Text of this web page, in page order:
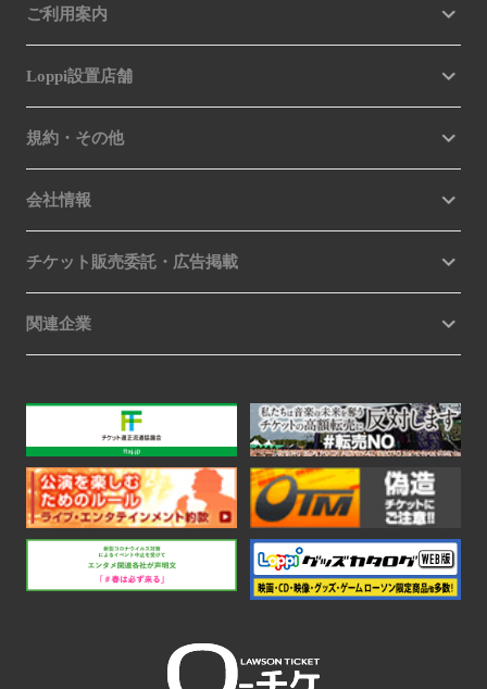
ご利用案内
Loppi設置店舗
規約・その他
会社情報
チケット販売委託・広告掲載
関連企業